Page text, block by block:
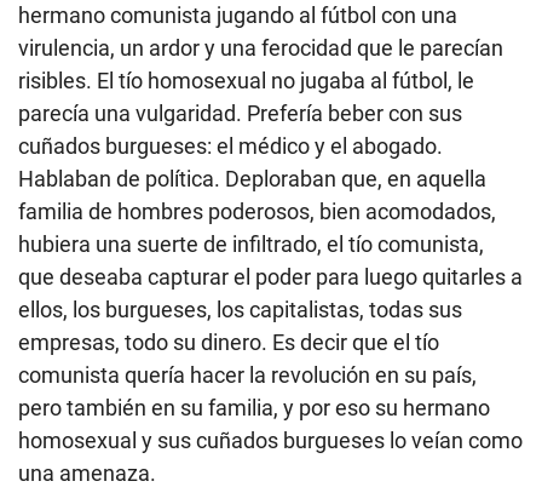
hermano comunista jugando al fútbol con una
virulencia, un ardor y una ferocidad que le parecían
risibles. El tío homosexual no jugaba al fútbol, le
parecía una vulgaridad. Prefería beber con sus
cuñados burgueses: el médico y el abogado.
Hablaban de política. Deploraban que, en aquella
familia de hombres poderosos, bien acomodados,
hubiera una suerte de infiltrado, el tío comunista,
que deseaba capturar el poder para luego quitarles a
ellos, los burgueses, los capitalistas, todas sus
empresas, todo su dinero. Es decir que el tío
comunista quería hacer la revolución en su país,
pero también en su familia, y por eso su hermano
homosexual y sus cuñados burgueses lo veían como
una amenaza.